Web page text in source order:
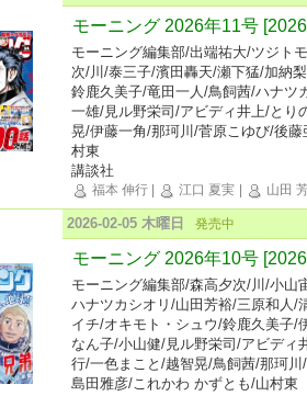
モーニング 2026年11号
モーニング編集部/出端祐大/ツジト
次/川/泰三子/濱田轟天/瀬下猛/加納
鈴鹿久美子/竜田一人/鳥飼茜/ハナツ
一雄/見ル野栄司/アビディ井上/とり
晃/伊藤一角/那珂川/菅原こゆび/後
村東
講談社
福本 伸行 江口 夏実 山田
2026-02-05 木曜日 発売中
モーニング 2026年10号
モーニング編集部/森高夕次/川/小山
ハナツカシオリ/山田芳裕/三原和人/
イチ/オキモト・シュウ/鈴鹿久美子/
なん子/小山健/見ル野栄司/アビディ
行/一色まこと/越智晃/鳥飼茜/那珂
島田雅彦/これかわ かずとも/山村東